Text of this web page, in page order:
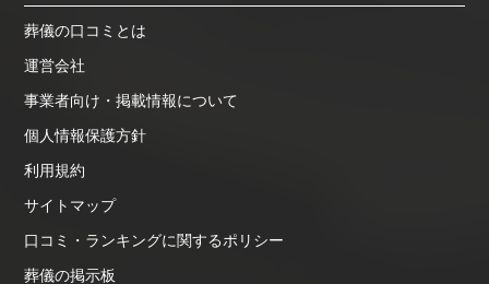
葬儀の口コミとは
運営会社
事業者向け・掲載情報について
個人情報保護方針
利用規約
サイトマップ
口コミ・ランキングに関するポリシー
葬儀の掲示板